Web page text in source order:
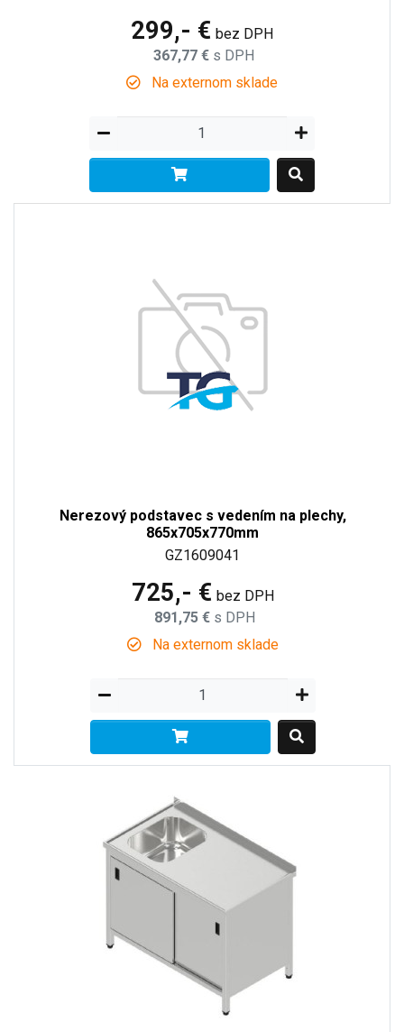
299,- € bez DPH
367,77 € s DPH
Na externom sklade
Nerezový podstavec s vedením na plechy,
865x705x770mm
GZ1609041
725,- € bez DPH
891,75 € s DPH
Na externom sklade